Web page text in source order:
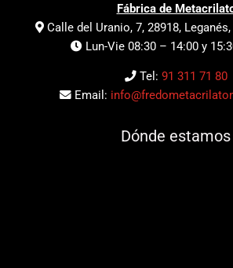
Fábrica de
Calle del Uranio, 7, 28918,
Lun-Vie 08:30 – 14:00 y
Tel: 91 311 71 80
Email:
Dónde estamos